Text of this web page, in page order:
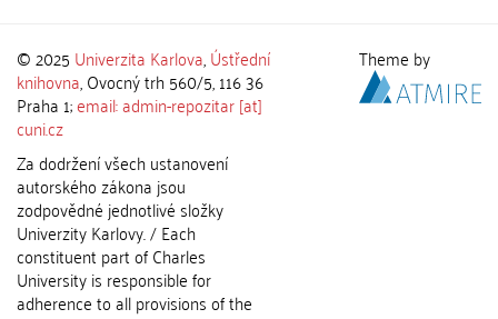
© 2025 Univerzita Karlova,Ústřední
knihovna, Ovocný trh 560/5, 116 36
Praha 1;email: admin-repozitar [at]
cuni.cz
Za dodržení všech ustanovení
autorského zákona jsou
zodpovědné jednotlivé složky
Univerzity Karlovy. / Each
constituent part of Charles
University is responsible for
adherence to all provisions of the
Theme by